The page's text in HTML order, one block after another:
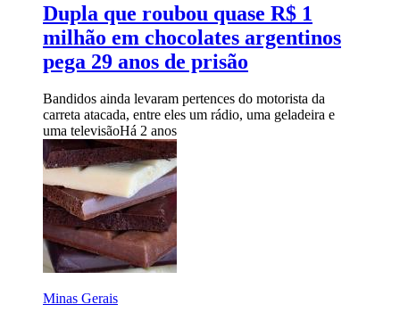
Dupla que roubou quase R$ 1
milhão em chocolates argentinos
pega 29 anos de prisão
Bandidos ainda levaram pertences do motorista da
carreta atacada, entre eles um rádio, uma geladeira e
uma televisãoHá 2 anos
Minas Gerais